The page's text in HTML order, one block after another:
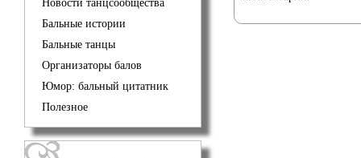
Новости танцсообщества
Бальные истории
Бальные танцы
Организаторы балов
Юмор: бальный цитатник
Полезное